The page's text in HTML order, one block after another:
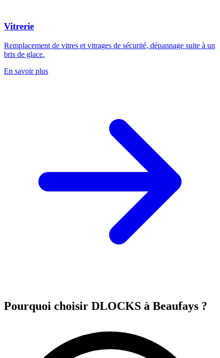
Vitrerie
Remplacement de vitres et vitrages de sécurité, dépannage suite à un
bris de glace.
En savoir plus
Pourquoi choisir DLOCKS à Beaufays ?